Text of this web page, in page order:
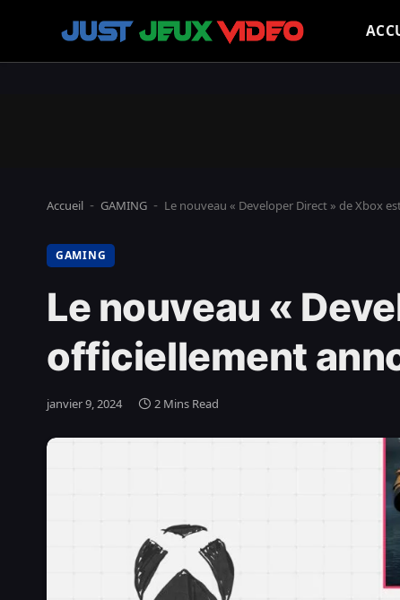
Accueil - GAMING - Le nouveau « Developer Direct » de Xbox
GAMING
Le nouveau «
officiellement
janvier 9, 2024 2 Mins Read